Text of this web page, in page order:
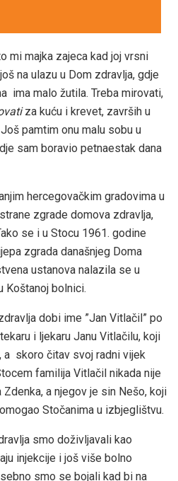
mi majka zajeca kad joj vrsni
na ulazu u Dom zdravlja, gdje
ima malo žutila. Treba mirovati,
za kuću i krevet, završih u
pamtim onu malu sobu u
sam boravio petnaestak dana
hercegovačkim gradovima u
zgrade domova zdravlja,
se i u Stocu 1961. godine
zgrada današnjeg Doma
ustanova nalazila se u
Koštanoj bolnici.
dobi ime ”Jan Vitlačil” po
i ljekaru Janu Vitlačilu, koji
a skoro čitav svoj radni vijek
familija Vitlačil nikada nije
a njegov je sin Nešo, koji
Stočanima u izbjeglištvu.
smo doživljavali kao
injekcije i još više bolno
smo se bojali kad bi na